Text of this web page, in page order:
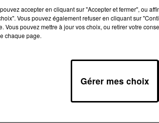
À 11H38
accepter en cliquant sur "Accepter et fermer", ou
Vous pouvez également refuser en cliquant sur
Vous pouvez mettre à jour vos choix, ou retirer votre
chaque page.
Gérer mes choix